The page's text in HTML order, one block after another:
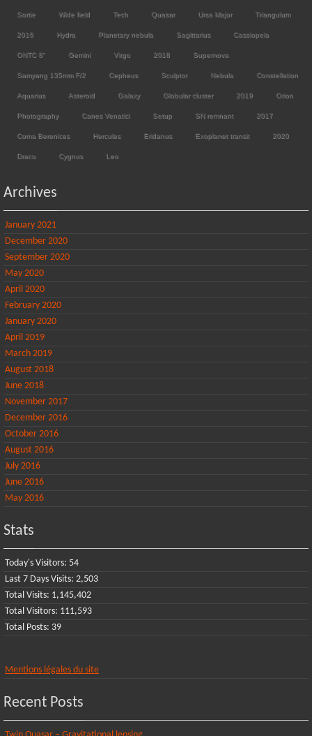
Sortie Wide field Tech Quasar Ursa Major Triangulum
2016 Hydra Planetary nebula Sagittarius Cassiopeia
ONTC 8" Gemini Virgo 2018 Supernova
Samyang 135mm F/2 Cepheus Sculptor Nebula Constellation
Aquarius Asteroid Galaxy Globular cluster 2019 Orion
Photography Canes Venatici Setup SN remnant 2017
Coma Berenices Hercules Eridanus Exoplanet transit 2020
Draco Cygnus Leo
Archives
January 2021
December 2020
September 2020
May 2020
April 2020
February 2020
January 2020
April 2019
March 2019
August 2018
June 2018
November 2017
December 2016
October 2016
August 2016
July 2016
June 2016
May 2016
Stats
Today's Visitors: 54
Last 7 Days Visits: 2,503
Total Visits: 1,145,402
Total Visitors: 111,593
Total Posts: 39
Mentions légales du site
Recent Posts